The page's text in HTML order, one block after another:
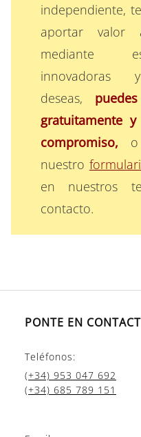
independiente,
aportar valor
mediante
deseas,
gratuitamente
compromiso, o
nuestro
en nuestros
contacto.
PONTE EN
Teléfonos:
(+34) 953 047 692
(+34) 685 789 151